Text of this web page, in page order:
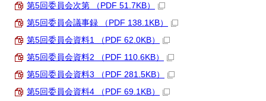
第5回委員会次第 （PDF 51.7KB）
第5回委員会議事録 （PDF 138.1KB）
第5回委員会資料1 （PDF 62.0KB）
第5回委員会資料2 （PDF 110.6KB）
第5回委員会資料3 （PDF 281.5KB）
第5回委員会資料4 （PDF 69.1KB）